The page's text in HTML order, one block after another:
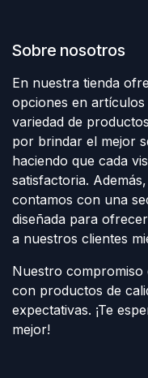
Sobre nosotros
En nuestra tienda
opciones en
variedad de
por brindar el mejor
haciendo que cada
satisfactoria.
contamos con una
diseñada para
a nuestros clientes
Nuestro compromiso
con productos de
expectativas. ¡Te
mejor!